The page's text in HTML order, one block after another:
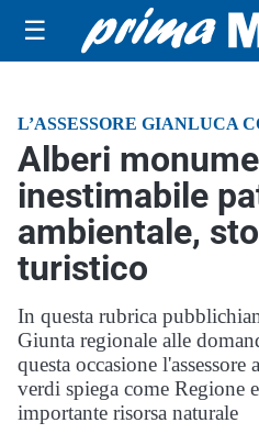
☰
L’ASSESSORE GIANLUCA
Alberi
inestimabile
ambientale,
turistico
In questa rubrica
Giunta regionale alle
questa occasione
verdi spiega come Regione
importante risorsa naturale